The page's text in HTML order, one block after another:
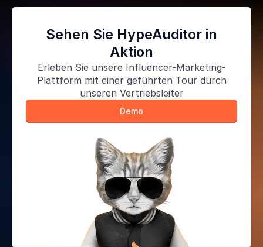
Sehen Sie HypeAuditor in
Aktion
Erleben Sie unsere Influencer-Marketing-
Plattform mit einer geführten Tour durch
unseren Vertriebsleiter
Demo